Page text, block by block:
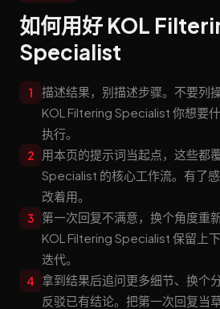
如何用好 KOL
Specialist
1
描述结果，别描述步骤。不要列
KOL Filtering Specialist 你想要
执行。
2
用本页的提示词当起点，这些都
Specialist 的核心工作流。有了
改着用。
3
第一次回复不满意，换个角度重
KOL Filtering Specialist 保留上
迭代。
4
拿到结果后追问更多细节、换个
反驳已有结论。把第一次回复当